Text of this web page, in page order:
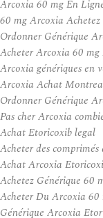
Arcoxia 60 mg En
60 mg Arcoxia
Ordonner Générique
Acheter Arcoxia 60
Arcoxia génériques en
Arcoxia Achat
Ordonner Générique
Pas cher Arcoxia
Achat Etoricoxib legal
Acheter des
Achat Arcoxia
Achetez Générique 60
Acheter Du Arcoxia 60
Générique Arcoxia